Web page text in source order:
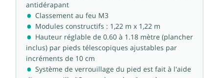
antidérapant
Classement au feu M3
Modules constructifs : 1,22 m x 1,22 m
Hauteur réglable de 0.60 à 1.18 mètre (plancher
inclus) par pieds télescopiques ajustables par
incréments de 10 cm
Système de verrouillage du pied est fait à l'aide